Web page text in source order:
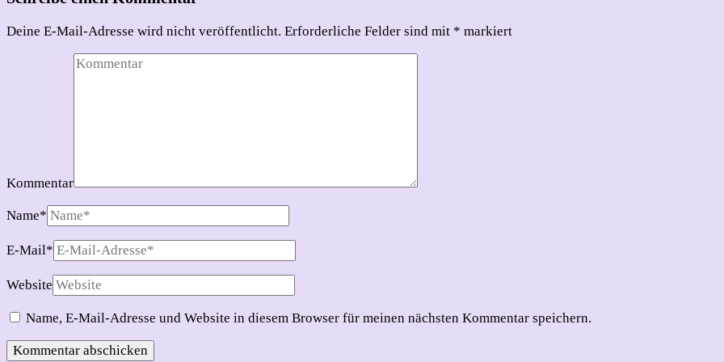
Deine E-Mail-Adresse wird nicht veröffentlicht. Erforderliche Felder sind mit * markiert
Kommentar
Name*
E-Mail*
Website
Name, E-Mail-Adresse und Website in diesem Browser für meinen nächsten Kommentar speichern.